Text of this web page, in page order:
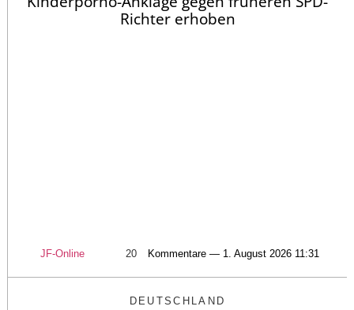
Richter erhoben
JF-Online 20 Kommentare — 1. August 2026 11:31
DEUTSCHLAND